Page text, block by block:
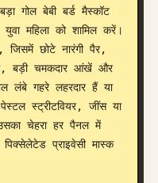
गोल बेबी बर्ड मैस्कॉट
महिला को शामिल करें।
जिसमें छोटे नारंगी पैर,
बड़ी चमकदार आंखें और
लंबे गहरे लहरदार हैं या
स्ट्रीटवियर, जींस या
चेहरा हर पैनल में
प्राइवेसी मास्क